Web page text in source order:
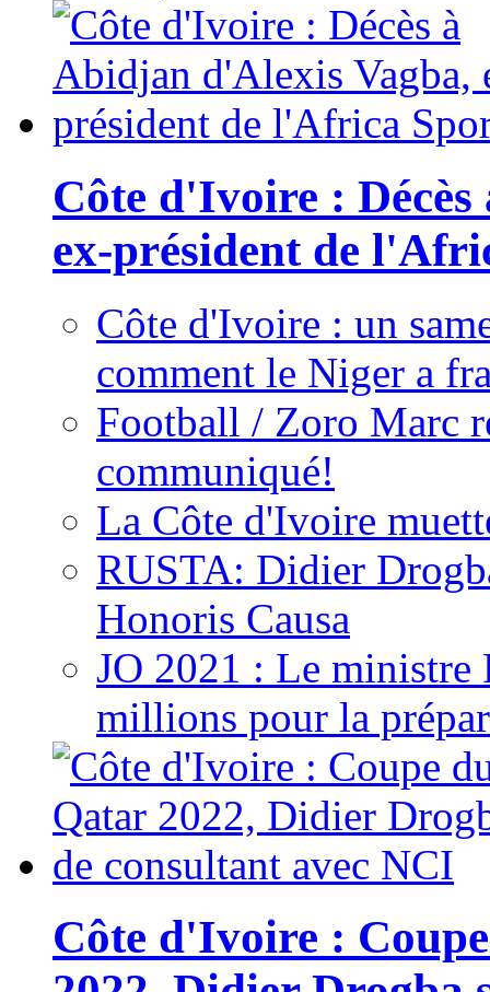
Côte d'Ivoire :
ex-président de
Côte d'Ivoire : un
comment le Niger a
Football / Zoro Marc
communiqué!
La Côte d'Ivoire
RUSTA: Didier
Honoris Causa
JO 2021 : Le ministre
millions pour la
Côte d'Ivoire :